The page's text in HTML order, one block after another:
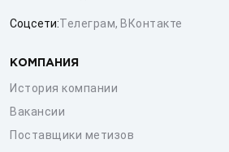
Соцсети:Телеграм, ВКонтакте
КОМПАНИЯ
История компании
Вакансии
Поставщики метизов